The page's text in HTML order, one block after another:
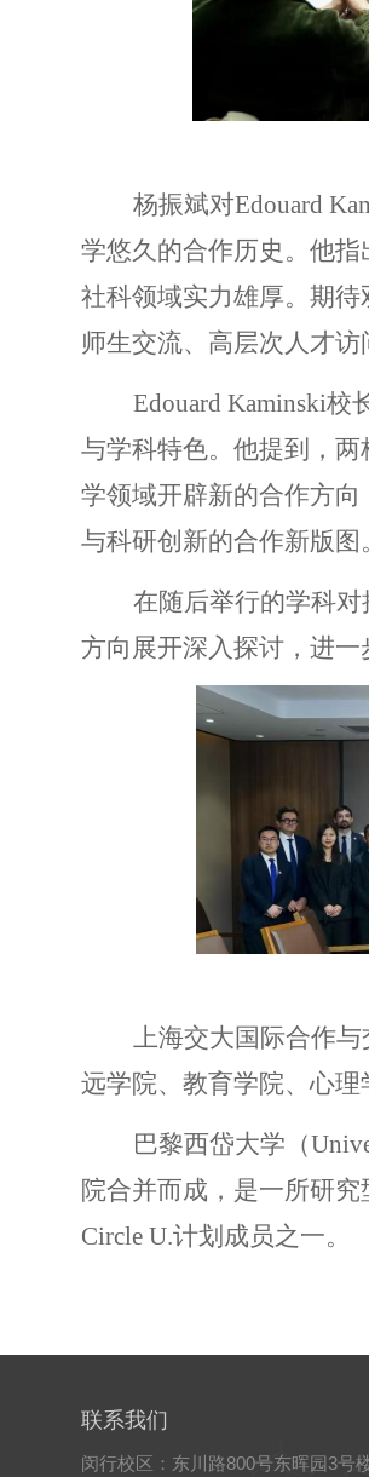
杨振斌对Edouard
学悠久的合作历史。他
社科领域实力雄厚。期待
师生交流、高层次人才访
Edouard Kaminski校
与学科特色。他提到，
学领域开辟新的合作方
与科研创新的合作新版图
在随后举行的学科
方向展开深入探讨，进一
上海交大国际合作
远学院、教育学院、心理
巴黎西岱大学（
院合并而成，是一所研
Circle U.计划成员之一。
联系我们
闵行校区：东川路800号东晖园3号